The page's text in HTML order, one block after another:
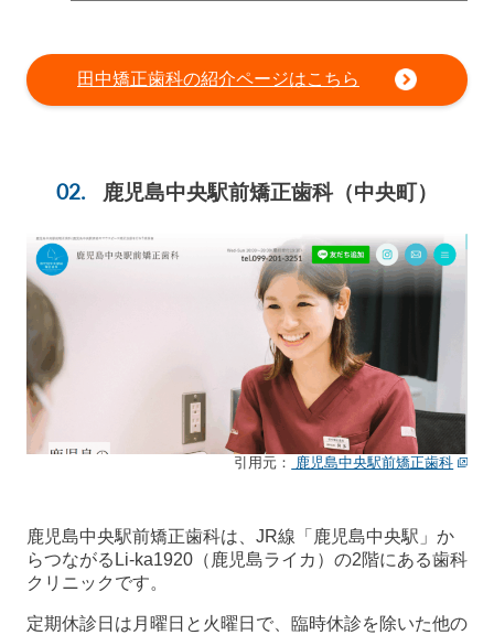
田中矯正歯科の紹介ページはこちら
鹿児島中央駅前矯正歯科（中央町）
引用元： 鹿児島中央駅前矯正歯科
鹿児島中央駅前矯正歯科は、JR線「鹿児島中央駅」か
らつながるLi-ka1920（鹿児島ライカ）の2階にある歯科
クリニックです。
定期休診日は月曜日と火曜日で、臨時休診を除いた他の